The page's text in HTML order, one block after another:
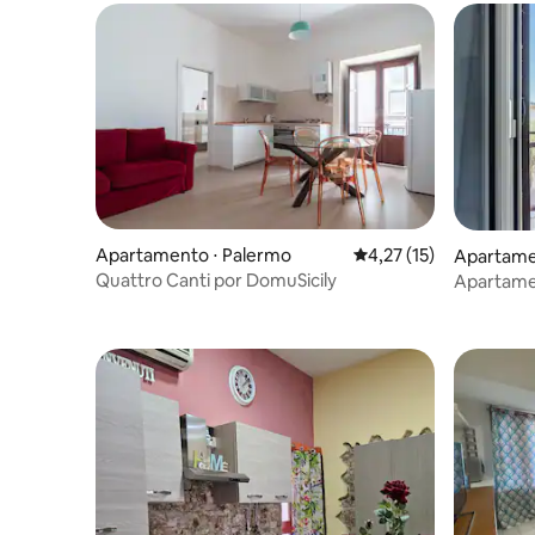
Apartamento ⋅ Palermo 4,27 de uma
4,27 (15)
Quattro Canti por DomuSicily
ne